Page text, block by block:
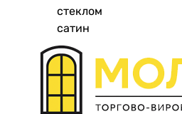
Как заказать двери